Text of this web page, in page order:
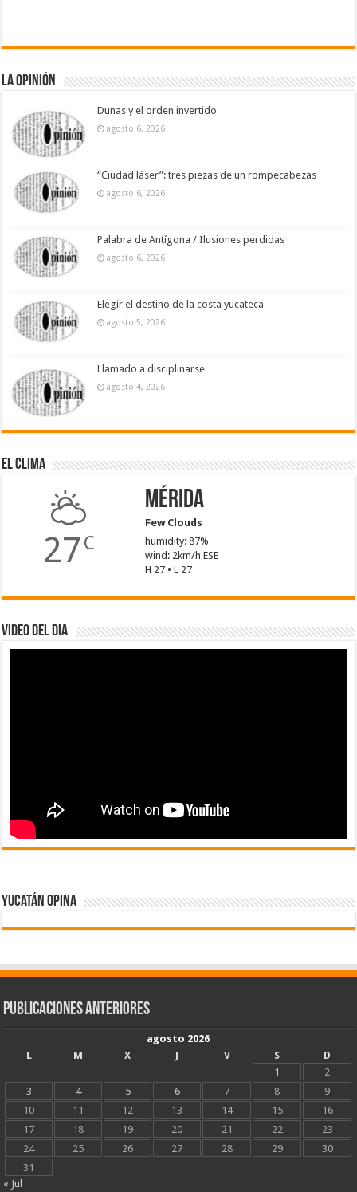
La Opinión
Dunas y el orden invertido
agosto 6, 2026
“Ciudad láser”: tres piezas de un rompecabezas
agosto 6, 2026
Palabra de Antígona / Ilusiones perdidas
agosto 6, 2026
Elegir el destino de la costa yucateca
agosto 5, 2026
Llamado a disciplinarse
agosto 4, 2026
El Clima
27 C
Mérida
Few Clouds
humidity: 87%
wind: 2km/h ESE
H 27 • L 27
Video del dia
Yucatán Opina
Publicaciones Anteriores
agosto 2026
L
M X J V S
D
1
2
3
4 5 6 7 8
9
10
11 12 13 14 15
16
17
18 19 20 21 22
23
24
25 26 27 28 29
30
31
« Jul